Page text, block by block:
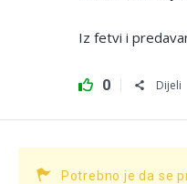
Iz fetvi i
0 Dijeli
Potrebno je da se